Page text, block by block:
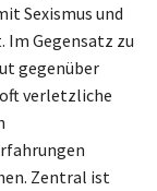
Sexismus und
Gegensatz zu
gegenüber
verletzliche
Zentral ist